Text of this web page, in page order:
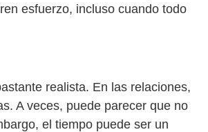
esfuerzo, incluso cuando todo
realista. En las relaciones,
A veces, puede parecer que no
el tiempo puede ser un